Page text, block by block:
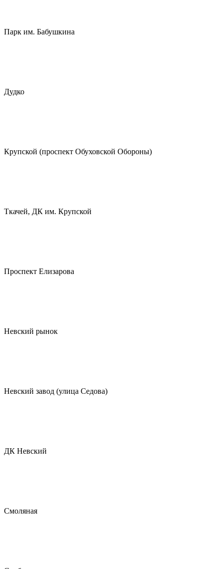
Парк им. Бабушкина
Дудко
Крупской (проспект Обуховской Обороны)
Ткачей, ДК им. Крупской
Проспект Елизарова
Невский рынок
Невский завод (улица Седова)
ДК Невский
Смоляная